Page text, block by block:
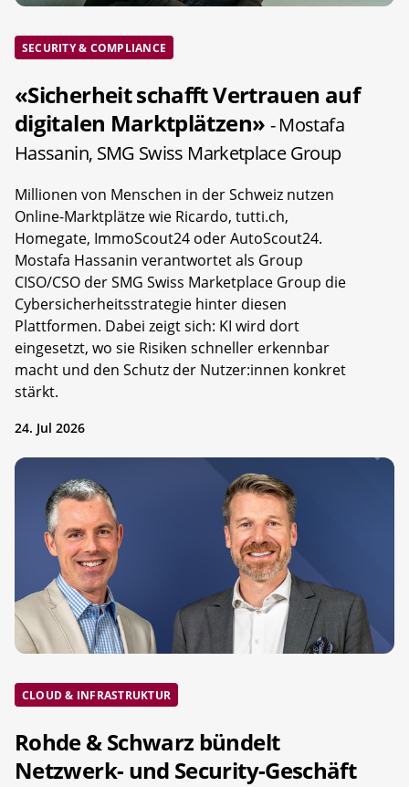
SECURITY & COMPLIANCE
«Sicherheit schafft Vertrauen auf
digitalen Marktplätzen» - Mostafa
Hassanin, SMG Swiss Marketplace Group
Millionen von Menschen in der Schweiz nutzen
Online-Marktplätze wie Ricardo, tutti.ch,
Homegate, ImmoScout24 oder AutoScout24.
Mostafa Hassanin verantwortet als Group
CISO/CSO der SMG Swiss Marketplace Group die
Cybersicherheitsstrategie hinter diesen
Plattformen. Dabei zeigt sich: KI wird dort
eingesetzt, wo sie Risiken schneller erkennbar
macht und den Schutz der Nutzer:innen konkret
stärkt.
24. Jul 2026
CLOUD & INFRASTRUKTUR
Rohde & Schwarz bündelt
Netzwerk- und Security-Geschäft